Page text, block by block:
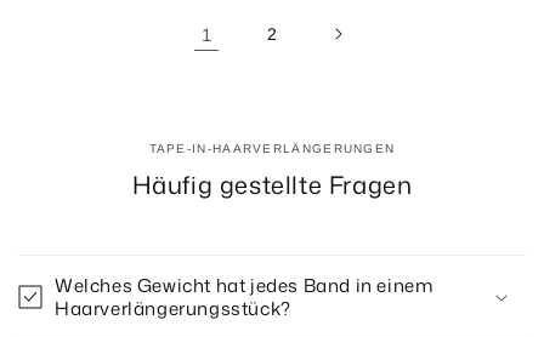
1 2
TAPE-IN-HAARVERLÄNGERUNGEN
Häufig gestellte Fragen
Welches Gewicht hat jedes Band in einem
Haarverlängerungsstück?